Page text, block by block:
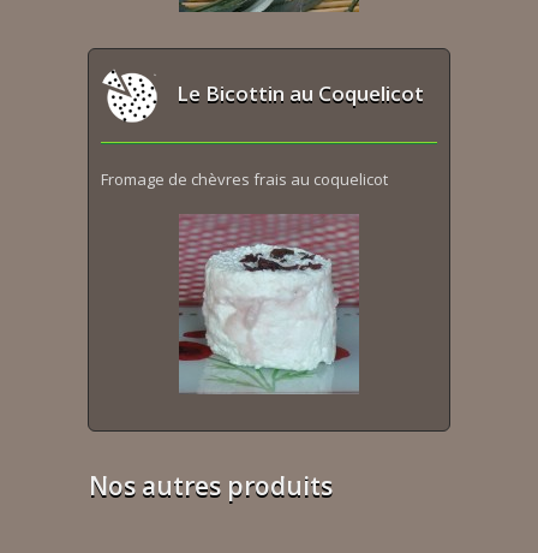
Le Bicottin au Coquelicot
Fromage de chèvres frais au coquelicot
Nos autres produits